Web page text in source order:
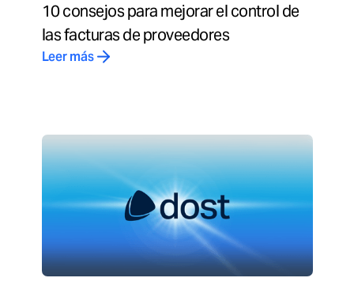
10 consejos para mejorar el control de
las facturas de proveedores
Leer más